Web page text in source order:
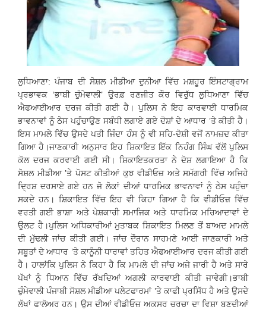
ਲੁਧਿਆਣਾ: ਪੰਜਾਬ ਦੀ ਸੋਸ਼ਲ ਮੀਡੀਆ ਦੁਨੀਆ ਵਿੱਚ ਮਸ਼ਹੂਰ ਇੰਸਟਾਗ੍ਰਾਮ
ਪ੍ਰਭਾਵਕ ‘ਭਾਬੀ ਚੁੰਮੇਵਾਲੀ’ ਉਰਫ਼ ਰਣਜੀਤ ਕੌਰ ਵਿਰੁੱਧ ਲੁਧਿਆਣਾ ਵਿੱਚ
ਐਫਆਈਆਰ ਦਰਜ ਕੀਤੀ ਗਈ ਹੈ। ਪੁਲਿਸ ਨੇ ਇਹ ਕਾਰਵਾਈ ਧਾਰਮਿਕ
ਭਾਵਨਾਵਾਂ ਨੂੰ ਠੇਸ ਪਹੁੰਚਾਉਣ ਸਬੰਧੀ ਲਗਾਏ ਗਏ ਦੋਸ਼ਾਂ ਦੇ ਆਧਾਰ ’ਤੇ ਕੀਤੀ ਹੈ।
ਇਸ ਮਾਮਲੇ ਵਿੱਚ ਉਸਦੇ ਪਤੀ ਜਿੰਦਾ ਹੰਸ ਨੂੰ ਵੀ ਸਹਿ-ਦੋਸ਼ੀ ਵਜੋਂ ਨਾਮਜ਼ਦ ਕੀਤਾ
ਗਿਆ ਹੈ।ਜਾਣਕਾਰੀ ਅਨੁਸਾਰ ਇਹ ਸ਼ਿਕਾਇਤ ਇੱਕ ਨਿਹੰਗ ਸਿੰਘ ਵੱਲੋਂ ਪੁਲਿਸ
ਕੋਲ ਦਰਜ ਕਰਵਾਈ ਗਈ ਸੀ। ਸ਼ਿਕਾਇਤਕਰਤਾ ਨੇ ਦੋਸ਼ ਲਗਾਇਆ ਹੈ ਕਿ
ਸੋਸ਼ਲ ਮੀਡੀਆ ’ਤੇ ਪੋਸਟ ਕੀਤੀਆਂ ਕੁਝ ਵੀਡੀਓਜ਼ ਅਤੇ ਸਮੱਗਰੀ ਵਿੱਚ ਅਜਿਹੇ
ਦ੍ਰਿਸ਼ ਦਰਸਾਏ ਗਏ ਹਨ ਜੋ ਲੋਕਾਂ ਦੀਆਂ ਧਾਰਮਿਕ ਭਾਵਨਾਵਾਂ ਨੂੰ ਠੇਸ ਪਹੁੰਚਾ
ਸਕਦੇ ਹਨ। ਸ਼ਿਕਾਇਤ ਵਿੱਚ ਇਹ ਵੀ ਕਿਹਾ ਗਿਆ ਹੈ ਕਿ ਵੀਡੀਓਜ਼ ਵਿੱਚ
ਵਰਤੀ ਗਈ ਭਾਸ਼ਾ ਅਤੇ ਪੇਸ਼ਕਾਰੀ ਸਮਾਜਿਕ ਅਤੇ ਧਾਰਮਿਕ ਮਰਿਆਦਾਵਾਂ ਦੇ
ਉਲਟ ਹੈ।ਪੁਲਿਸ ਅਧਿਕਾਰੀਆਂ ਮੁਤਾਬਕ ਸ਼ਿਕਾਇਤ ਮਿਲਣ ਤੋਂ ਬਾਅਦ ਮਾਮਲੇ
ਦੀ ਮੁੱਢਲੀ ਜਾਂਚ ਕੀਤੀ ਗਈ। ਜਾਂਚ ਦੌਰਾਨ ਸਾਹਮਣੇ ਆਈ ਜਾਣਕਾਰੀ ਅਤੇ
ਸਬੂਤਾਂ ਦੇ ਆਧਾਰ ’ਤੇ ਕਾਨੂੰਨੀ ਧਾਰਾਵਾਂ ਤਹਿਤ ਐਫਆਈਆਰ ਦਰਜ ਕੀਤੀ ਗਈ
ਹੈ। ਹਾਲਾਂਕਿ ਪੁਲਿਸ ਨੇ ਕਿਹਾ ਹੈ ਕਿ ਮਾਮਲੇ ਦੀ ਜਾਂਚ ਅਜੇ ਜਾਰੀ ਹੈ ਅਤੇ ਸਾਰੇ
ਪੱਖਾਂ ਨੂੰ ਧਿਆਨ ਵਿੱਚ ਰੱਖਦਿਆਂ ਅਗਲੀ ਕਾਰਵਾਈ ਕੀਤੀ ਜਾਵੇਗੀ।ਭਾਬੀ
ਚੁੰਮੇਵਾਲੀ ਪੰਜਾਬੀ ਸੋਸ਼ਲ ਮੀਡੀਆ ਪਲੇਟਫਾਰਮਾਂ ’ਤੇ ਕਾਫੀ ਪ੍ਰਸਿੱਧ ਹੈ ਅਤੇ ਉਸਦੇ
ਲੱਖਾਂ ਫਾਲੋਅਰ ਹਨ। ਉਸ ਦੀਆਂ ਵੀਡੀਓਜ਼ ਅਕਸਰ ਚਰਚਾ ਦਾ ਵਿਸ਼ਾ ਬਣਦੀਆਂ